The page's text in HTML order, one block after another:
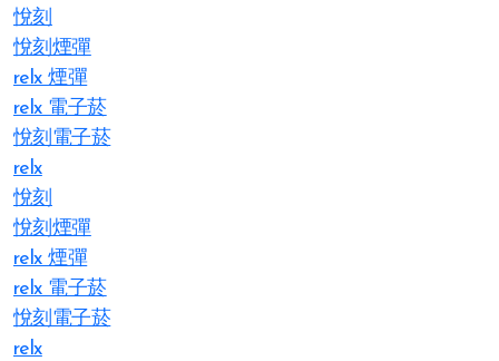
悅刻
悅刻煙彈
relx 煙彈
relx 電子菸
悅刻電子菸
relx
悅刻
悅刻煙彈
relx 煙彈
relx 電子菸
悅刻電子菸
relx